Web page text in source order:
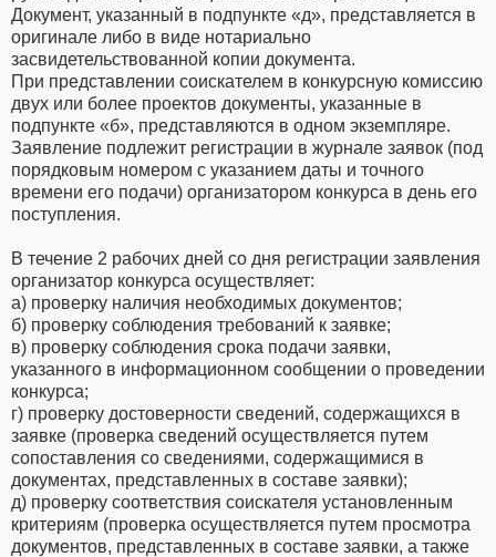
Документ, указанный в подпункте «д», представляется в
оригинале либо в виде нотариально
засвидетельствованной копии документа.
При представлении соискателем в конкурсную комиссию
двух или более проектов документы, указанные в
подпункте «б», представляются в одном экземпляре.
Заявление подлежит регистрации в журнале заявок (под
порядковым номером с указанием даты и точного
времени его подачи) организатором конкурса в день его
поступления.
В течение 2 рабочих дней со дня регистрации заявления
организатор конкурса осуществляет:
а) проверку наличия необходимых документов;
б) проверку соблюдения требований к заявке;
в) проверку соблюдения срока подачи заявки,
указанного в информационном сообщении о проведении
конкурса;
г) проверку достоверности сведений, содержащихся в
заявке (проверка сведений осуществляется путем
сопоставления со сведениями, содержащимися в
документах, представленных в составе заявки);
д) проверку соответствия соискателя установленным
критериям (проверка осуществляется путем просмотра
документов, представленных в составе заявки, а также